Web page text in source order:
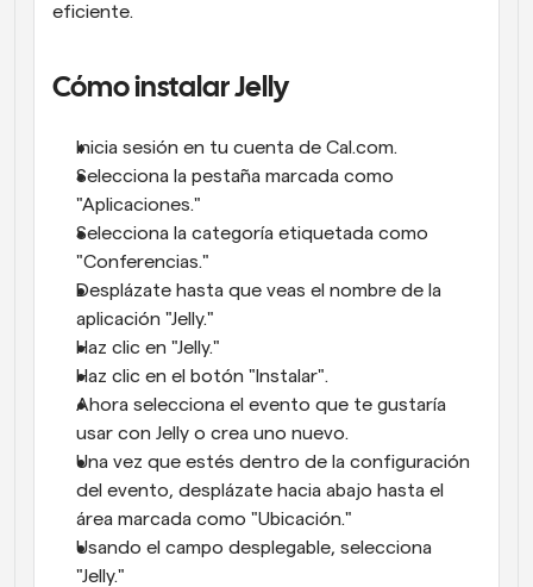
eficiente.
Cómo instalar Jelly
Inicia sesión en tu cuenta de Cal.com.
Selecciona la pestaña marcada como
"Aplicaciones."
Selecciona la categoría etiquetada como
"Conferencias."
Desplázate hasta que veas el nombre de la
aplicación "Jelly."
Haz clic en "Jelly."
Haz clic en el botón "Instalar".
Ahora selecciona el evento que te gustaría
usar con Jelly o crea uno nuevo.
Una vez que estés dentro de la configuración
del evento, desplázate hacia abajo hasta el
área marcada como "Ubicación."
Usando el campo desplegable, selecciona
"Jelly."